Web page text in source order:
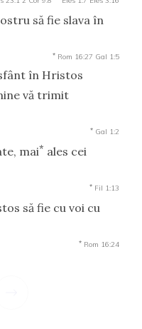
să fie slava în
* Rom 16:27 Gal 1:5
în Hristos
vă trimit
* Gal 1:2
mai* ales cei
* Fil 1:13
să fie cu voi cu
* Rom 16:24